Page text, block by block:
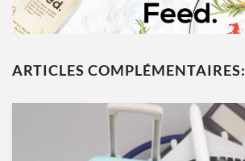
ARTICLES COMPLÉMENTAIRES: